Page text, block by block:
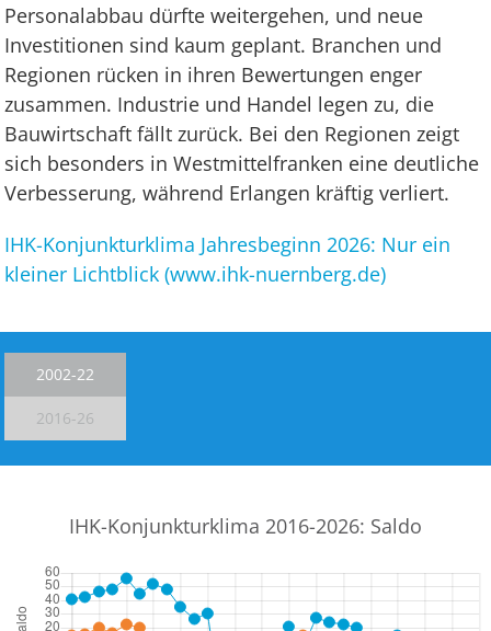
Personalabbau dürfte weitergehen, und neue
Investitionen sind kaum geplant. Branchen und
Regionen rücken in ihren Bewertungen enger
zusammen. Industrie und Handel legen zu, die
Bauwirtschaft fällt zurück. Bei den Regionen zeigt
sich besonders in Westmittelfranken eine deutliche
Verbesserung, während Erlangen kräftig verliert.
IHK-Konjunkturklima Jahresbeginn 2026: Nur ein
kleiner Lichtblick (www.ihk-nuernberg.de)
2002-22
2016-26
IHK-Konjunkturklima 2016-2026: Saldo